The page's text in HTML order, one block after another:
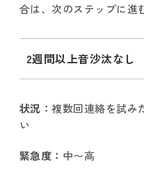
合は、次のステップに進
2週間以上音沙汰なし
状況：複数回連絡を試み
い
緊急度： 中〜高